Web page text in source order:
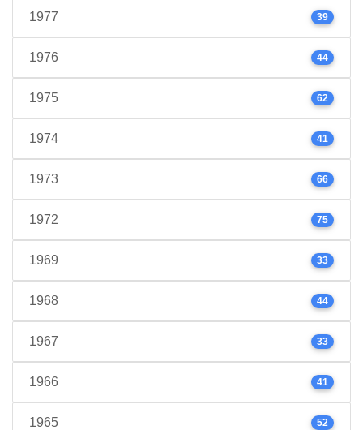
1977 39
1976 44
1975 62
1974 41
1973 66
1972 75
1969 33
1968 44
1967 33
1966 41
1965 52